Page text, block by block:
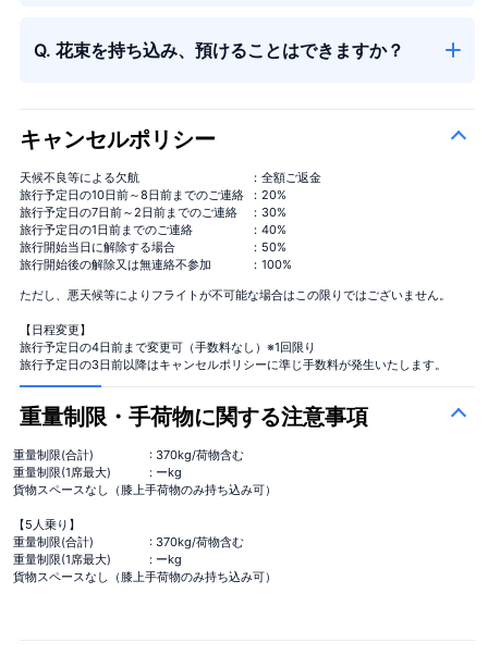
Q. 花束を持ち込み、預けることはできますか？
キャンセルポリシー
天候不良等による欠航
：全額ご返金
旅行予定日の10日前～8日前までのご連絡
：20%
旅行予定日の7日前～2日前までのご連絡
：30%
旅行予定日の1日前までのご連絡
：40%
旅行開始当日に解除する場合
：50%
旅行開始後の解除又は無連絡不参加
：100%
ただし、悪天候等によりフライトが不可能な場合はこの限りではございません。
【日程変更】
旅行予定日の4日前まで変更可（手数料なし）※1回限り
旅行予定日の3日前以降はキャンセルポリシーに準じ手数料が発生いたします。
重量制限・手荷物に関する注意事項
重量制限(合計)
: 370kg/荷物含む
重量制限(1席最大)
: ーkg
貨物スペースなし（膝上手荷物のみ持ち込み可）
【5人乗り】
重量制限(合計)
: 370kg/荷物含む
重量制限(1席最大)
: ーkg
貨物スペースなし（膝上手荷物のみ持ち込み可）